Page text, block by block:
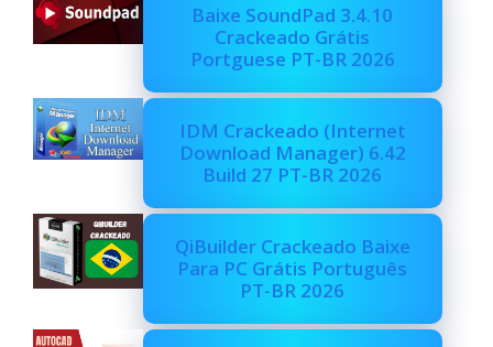
Baixe SoundPad 3.4.10
Crackeado Grátis
Portguese PT-BR 2026
IDM Crackeado (Internet
Download Manager) 6.42
Build 27 PT-BR 2026
QiBuilder Crackeado Baixe
Para PC Grátis Português
PT-BR 2026